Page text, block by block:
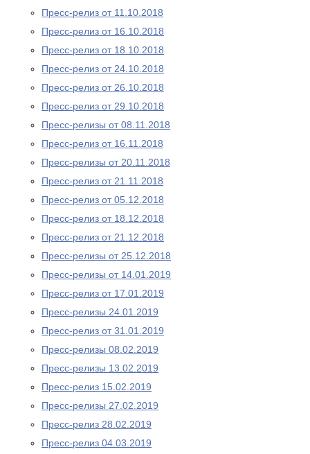
Пресс-релиз от 11.10.2018
Пресс-релиз от 16.10.2018
Пресс-релиз от 18.10.2018
Пресс-релиз от 24.10.2018
Пресс-релиз от 26.10.2018
Пресс-релиз от 29.10.2018
Пресс-релизы от 08.11.2018
Пресс-релиз от 16.11.2018
Пресс-релизы от 20.11.2018
Пресс-релиз от 21.11.2018
Пресс-релиз от 05.12.2018
Пресс-релиз от 18.12.2018
Пресс-релиз от 21.12.2018
Пресс-релизы от 25.12.2018
Пресс-релизы от 14.01.2019
Пресс-релиз от 17.01.2019
Пресс-релизы 24.01.2019
Пресс-релиз от 31.01.2019
Пресс-релизы 08.02.2019
Пресс-релизы 13.02.2019
Пресс-релиз 15.02.2019
Пресс-релизы 27.02.2019
Пресс-релиз 28.02.2019
Пресс-релиз 04.03.2019